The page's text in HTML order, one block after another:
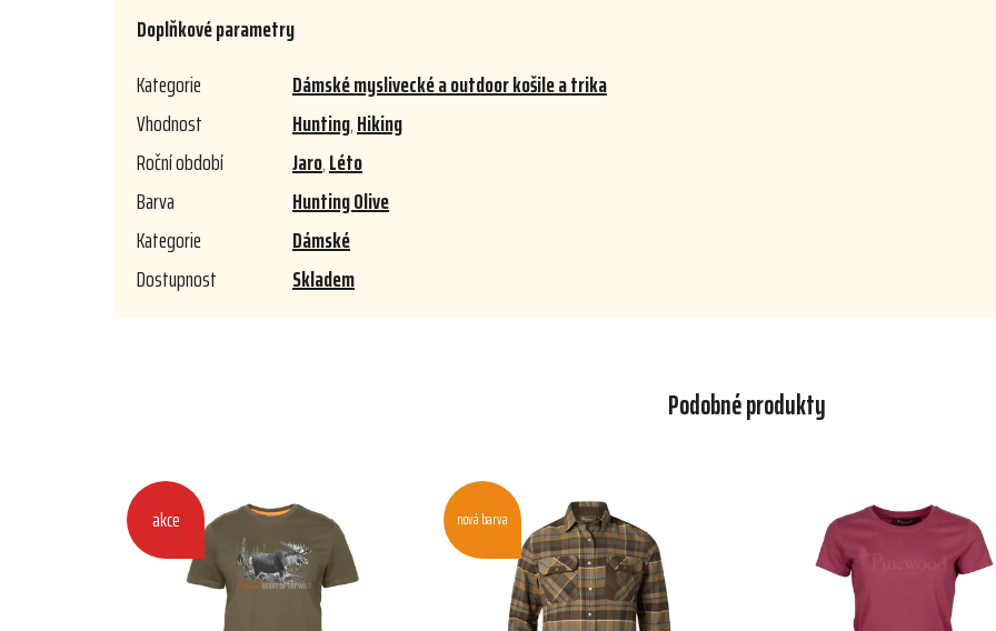
Doplňkové parametry
Kategorie
Dámské myslivecké a outdoor košile a trika
Vhodnost
Hunting,Hiking
Roční období
Jaro,Léto
Barva
Hunting Olive
Kategorie
Dámské
Dostupnost
Skladem
Podobné produkty
akce nová barva